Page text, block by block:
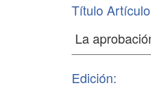
Título
Edición: